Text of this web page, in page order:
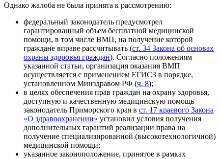
Однако жалоба не была принята к рассмотрению:
федеральный законодатель предусмотрел
гарантированный объем бесплатной медицинской
помощи, в том числе ВМП, на получение которой
граждане вправе рассчитывать (ст. 34 Закона об основах
охраны здоровья граждан). Согласно положениям
указанной статьи, организация оказания ВМП
осуществляется с применением ЕГИСЗ в порядке,
установленном Минздравом РФ (ч. 8);
в целях обеспечения прав граждан на охрану здоровья,
доступную и качественную медицинскую помощь
законодатель Приморского края в ст. 17 краевого Закона
«О здравоохранении» установил условия получения
дополнительных гарантий реализации права на
получение специализированной (высокотехнологичной)
медицинской помощи;
указанное законоположение, принятое в рамках